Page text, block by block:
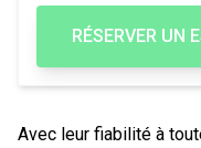
RÉSERVER UN
Avec leur fiabilité à